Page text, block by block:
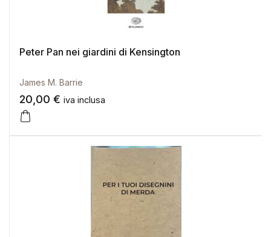
Peter Pan nei giardini di Kensington
James M. Barrie
20,00 € iva inclusa